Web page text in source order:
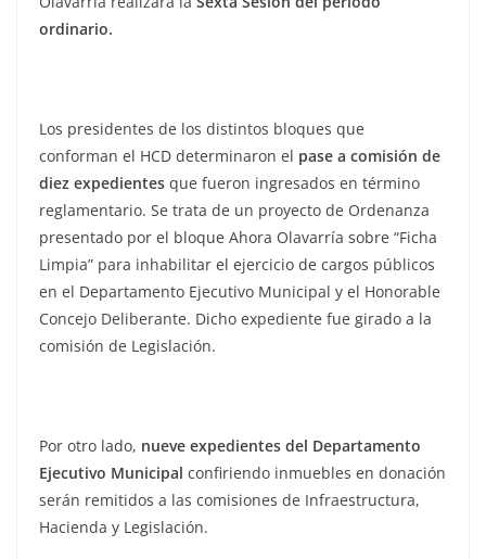
ordinario.
Los presidentes de los distintos bloques que
conforman el HCD determinaron el pase a comisión de
diez expedientes que fueron ingresados en término
reglamentario. Se trata de un proyecto de Ordenanza
presentado por el bloque Ahora Olavarría sobre “Ficha
Limpia” para inhabilitar el ejercicio de cargos públicos
en el Departamento Ejecutivo Municipal y el Honorable
Concejo Deliberante. Dicho expediente fue girado a la
comisión de Legislación.
Por otro lado, nueve expedientes del Departamento
Ejecutivo Municipal confiriendo inmuebles en donación
serán remitidos a las comisiones de Infraestructura,
Hacienda y Legislación.